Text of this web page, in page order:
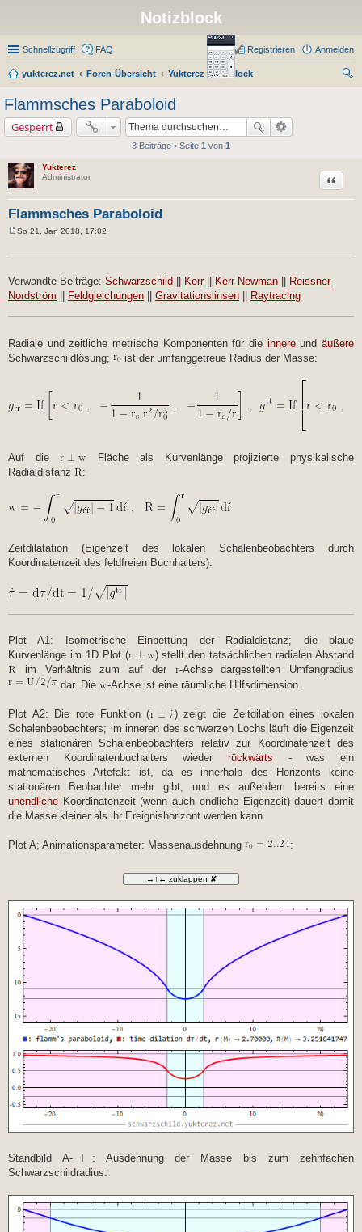
Notizblock
Schnellzugriff FAQ Anmelden
Registrieren
yukterez.net Foren-Übersicht
Yukterez Notizblock
Flammsches Paraboloid
Gesperrt
3 Beiträge • Seite 1 von 1
Yukterez
Administrator
Flammsches Paraboloid
Zitat
i
a
g
So 21. Jan 2018, 17:02
Verwandte Beiträge: Schwarzschild Kerr Kerr Newman
Reissner
Nordström
Feldgleichungen Gravitationslinsen Raytracing
Radiale und zeitliche metrische Komponenten für die innereundäußere
Schwarzschildlösung;
ist der umfanggetreue Radius der Masse:
Auf die
Fläche als Kurvenlänge projizierte physikalische
Radialdistanz
:
Zeitdilatation (Eigenzeit des lokalen Schalenbeobachters durch
Koordinatenzeit des feldfreien Buchhalters):
Plot A1: Isometrische Einbettung der Radialdistanz; die blaue
Kurvenlänge im 1D Plot (
) stellt den tatsächlichen radialen Abstand
im Verhältnis zum auf der
-Achse dargestellten Umfangradius
dar. Die
-Achse ist eine räumliche Hilfsdimension.
Plot A2: Die rote Funktion (
) zeigt die Zeitdilation eines lokalen
Schalenbeobachters; im inneren des schwarzen Lochs läuft die Eigenzeit
eines stationären Schalenbeobachters relativ zur Koordinatenzeit des
externen Koordinatenbuchalters wieder rückwärts - was ein
mathematisches Artefakt ist, da es innerhalb des Horizonts keine
stationären Beobachter mehr gibt, und es außerdem bereits eine
unendliche Koordinatenzeit (wenn auch endliche Eigenzeit) dauert damit
die Masse kleiner als ihr Ereignishorizont werden kann.
Plot A; Animationsparameter: Massenausdehnung :
Standbild A-Ⅰ: Ausdehnung der Masse bis zum zehnfachen
Schwarzschildradius: